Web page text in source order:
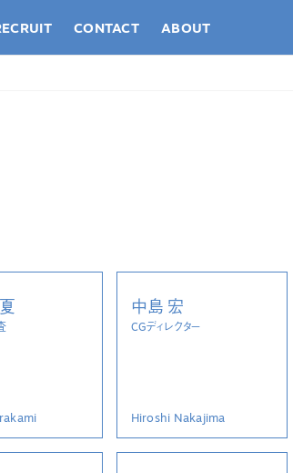
CONTACT ABOUT
中島 宏
CGディレクター
Hiroshi Nakajima